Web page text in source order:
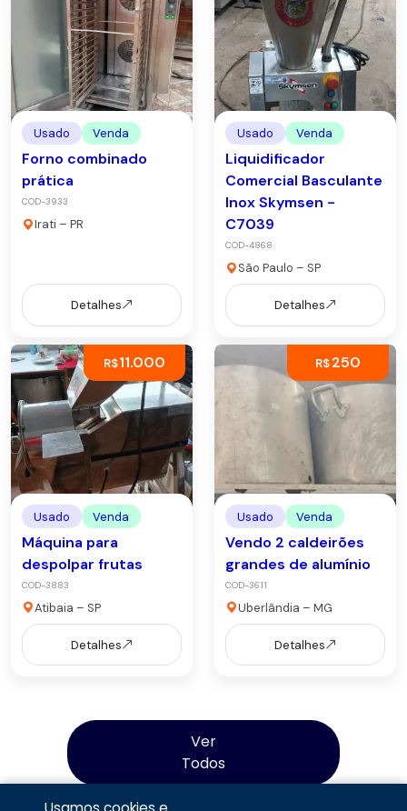
Usado Venda
Forno combinado
prática
COD-3933
Irati – PR
Detalhes
Usado Venda
Liquidificador
Comercial Basculante
Inox Skymsen -
C7039
COD-4868
São Paulo – SP
Detalhes
R$11.000
Usado Venda
Máquina para
despolpar frutas
COD-3883
Atibaia – SP
Detalhes
R$250
Usado Venda
Vendo 2 caldeirões
grandes de alumínio
COD-3611
Uberlândia – MG
Detalhes
Ver
Todos